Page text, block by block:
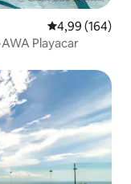
Note
4,99 (164)
Playacar